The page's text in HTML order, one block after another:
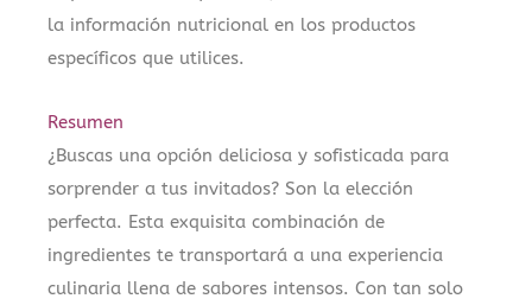
la información nutricional en los productos
específicos que utilices.
Resumen
¿Buscas una opción deliciosa y sofisticada para
sorprender a tus invitados? Son la elección
perfecta. Esta exquisita combinación de
ingredientes te transportará a una experiencia
culinaria llena de sabores intensos. Con tan solo